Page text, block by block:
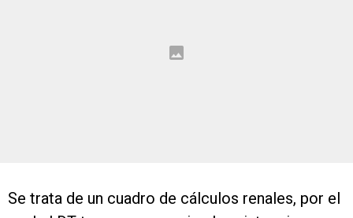
Se trata de un cuadro de cálculos renales, por el